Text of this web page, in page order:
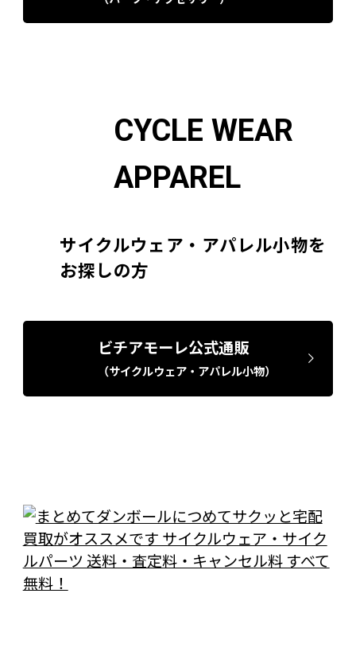
CYCLE WEAR
APPAREL
サイクルウェア・アパレル小物を
お探しの方
ビチアモーレ公式通販
（サイクルウェア・アパレル小物）